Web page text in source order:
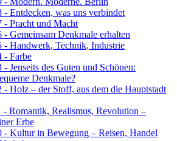
- Entdecken, was uns verbindet
- Pracht und Macht
- Gemeinsam Denkmale erhalten
- Handwerk, Technik, Industrie
- Farbe
- Jenseits des Guten und Schönen:
Denkmale?
- Holz – der Stoff, aus dem die Hauptstadt
- Romantik, Realismus, Revolution –
Erbe
- Kultur in Bewegung – Reisen, Handel